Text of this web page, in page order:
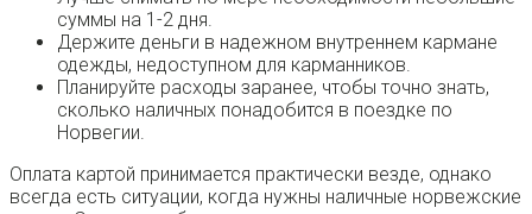
суммы на 1-2 дня.
Держите деньги в надежном внутреннем кармане
одежды, недоступном для карманников.
Планируйте расходы заранее, чтобы точно знать,
сколько наличных понадобится в поездке по
Норвегии.
Оплата картой принимается практически везде, однако
всегда есть ситуации, когда нужны наличные норвежские